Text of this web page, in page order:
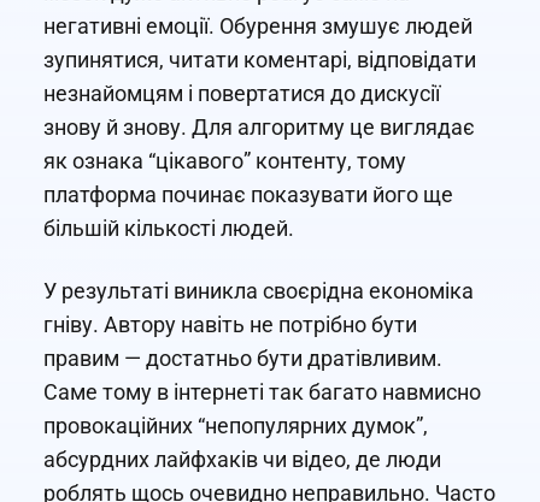
негативні емоції. Обурення змушує людей
зупинятися, читати коментарі, відповідати
незнайомцям і повертатися до дискусії
знову й знову. Для алгоритму це виглядає
як ознака “цікавого” контенту, тому
платформа починає показувати його ще
більшій кількості людей.
У результаті виникла своєрідна економіка
гніву. Автору навіть не потрібно бути
правим — достатньо бути дратівливим.
Саме тому в інтернеті так багато навмисно
провокаційних “непопулярних думок”,
абсурдних лайфхаків чи відео, де люди
роблять щось очевидно неправильно. Часто